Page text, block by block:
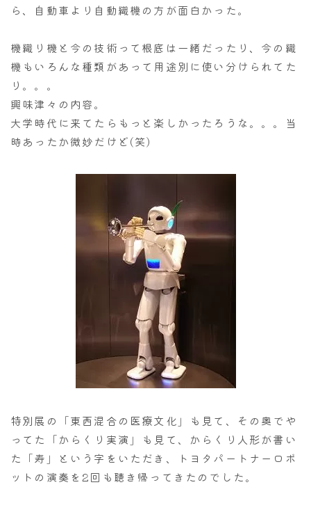
ら、自動車より自動織機の方が面白かった。
機織り機と今の技術って根底は一緒だったり、今の織
機もいろんな種類があって用途別に使い分けられてた
り。。。
興味津々の内容。
大学時代に来てたらもっと楽しかったろうな。。。当
時あったか微妙だけど(笑)
特別展の「東西混合の医療文化」も見て、その奥でや
ってた「からくり実演」も見て、からくり人形が書い
た「寿」という字をいただき、トヨタパートナーロボ
ットの演奏を2回も聴き帰ってきたのでした。